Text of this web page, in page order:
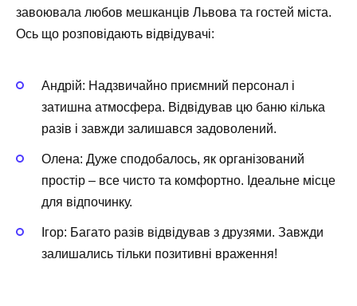
завоювала любов мешканців Львова та гостей міста.
Ось що розповідають відвідувачі:
Андрій: Надзвичайно приємний персонал і
затишна атмосфера. Відвідував цю баню кілька
разів і завжди залишався задоволений.
Олена: Дуже сподобалось, як організований
простір – все чисто та комфортно. Ідеальне місце
для відпочинку.
Ігор: Багато разів відвідував з друзями. Завжди
залишались тільки позитивні враження!